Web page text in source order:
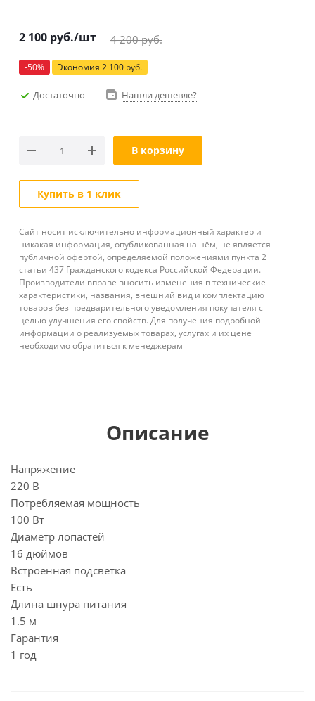
2 100 руб./шт 4 200руб.
-50% Экономия 2 100 руб.
Достаточно Нашли дешевле?
В корзину
Купить в 1 клик
Сайт носит исключительно информационный характер и
никакая информация, опубликованная на нём, не является
публичной офертой, определяемой положениями пункта 2
статьи 437 Гражданского кодекса Российской Федерации.
Производители вправе вносить изменения в технические
характеристики, названия, внешний вид и комплектацию
товаров без предварительного уведомления покупателя с
целью улучшения его свойств. Для получения подробной
информации о реализуемых товарах, услугах и их цене
необходимо обратиться к менеджерам
Описание
Напряжение
220 В
Потребляемая мощность
100 Вт
Диаметр лопастей
16 дюймов
Встроенная подсветка
Есть
Длина шнура питания
1.5 м
Гарантия
1 год